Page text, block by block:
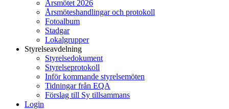
Årsmötet 2026
Årsmöteshandlingar och protokoll
Fotoalbum
Stadgar
Lokalgrupper
Styrelseavdelning
Styrelsedokument
Styrelseprotokoll
Inför kommande styrelsemöten
Tidningar från EQA
Förslag till Sy tillsammans
Login